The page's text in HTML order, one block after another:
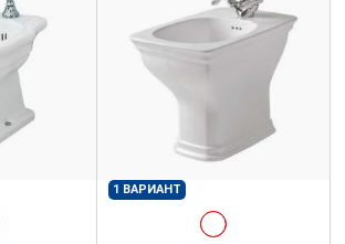
1 ВАРИАНТ